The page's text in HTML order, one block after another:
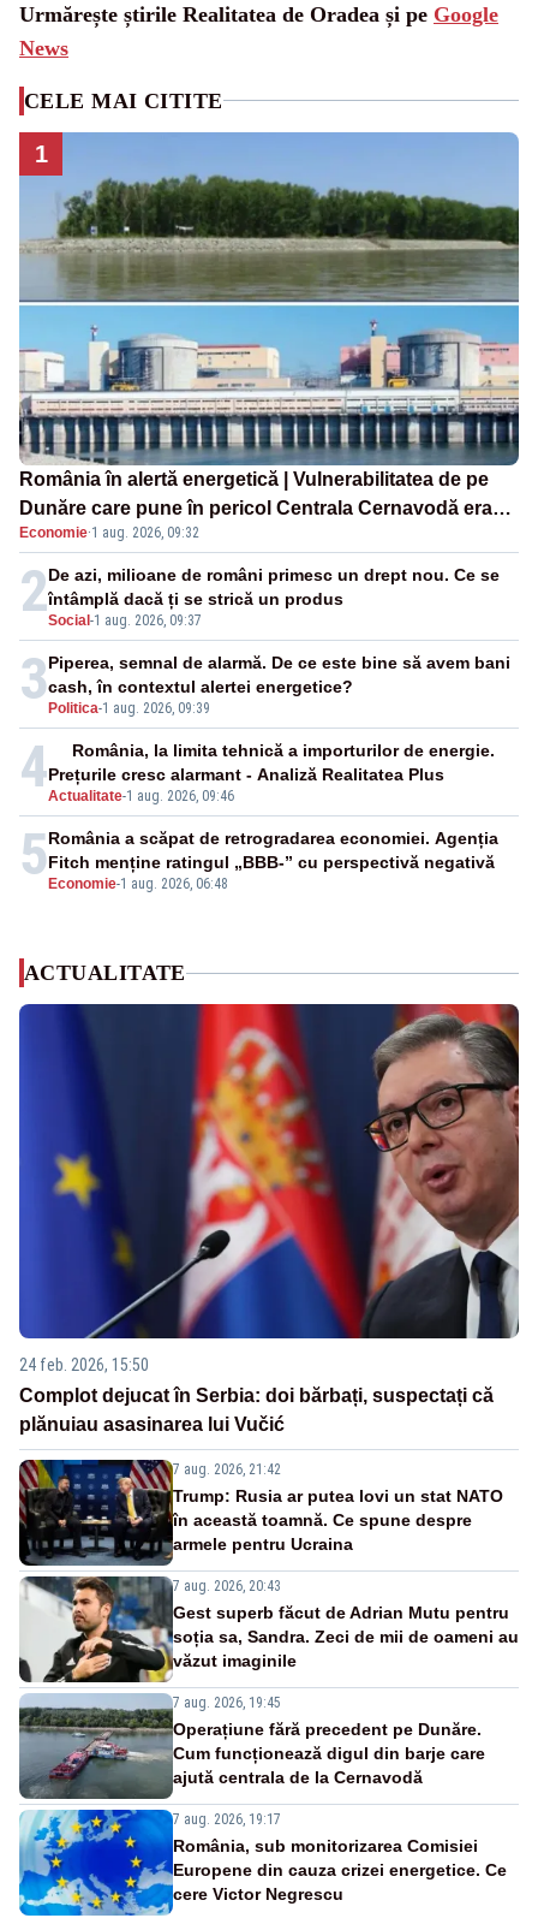
Urmărește știrile Realitatea de Oradea și pe Google
News
CELE MAI CITITE
1
România în alertă energetică | Vulnerabilitatea de pe
Dunăre care pune în pericol Centrala Cernavodă era
cunoscută de pe vremea lui Ceaușescu
Economie·1 aug. 2026, 09:32
2Social -1 aug. 2026, 09:37
De azi, milioane de români primesc un drept nou. Ce se
întâmplă dacă ți se strică un produs
3 Politica-1 aug. 2026, 09:39
Piperea, semnal de alarmă. De ce este bine să avem bani
cash, în contextul alertei energetice?
4Actualitate-1 aug. 2026, 09:46
România, la limita tehnică a importurilor de energie.
Prețurile cresc alarmant - Analiză Realitatea Plus
5 Economie-1 aug. 2026, 06:48
România a scăpat de retrogradarea economiei. Agenția
Fitch menține ratingul „BBB-” cu perspectivă negativă
ACTUALITATE
24 feb. 2026, 15:50
Complot dejucat în Serbia: doi bărbați, suspectați că
plănuiau asasinarea lui Vučić
7 aug. 2026, 21:42
Trump: Rusia ar putea lovi un stat NATO
în această toamnă. Ce spune despre
armele pentru Ucraina
7 aug. 2026, 20:43
Gest superb făcut de Adrian Mutu pentru
soția sa, Sandra. Zeci de mii de oameni au
văzut imaginile
7 aug. 2026, 19:45
Operațiune fără precedent pe Dunăre.
Cum funcționează digul din barje care
ajută centrala de la Cernavodă
7 aug. 2026, 19:17
România, sub monitorizarea Comisiei
Europene din cauza crizei energetice. Ce
cere Victor Negrescu